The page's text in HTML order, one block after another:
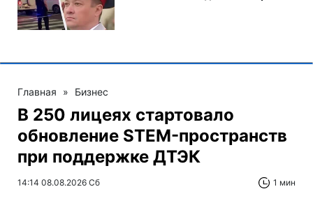
Главная » Бизнес
В 250 лицеях стартовало
обновление STEM-пространств
при поддержке ДТЭК‌
14:14 08.08.2026 Сб 1 мин